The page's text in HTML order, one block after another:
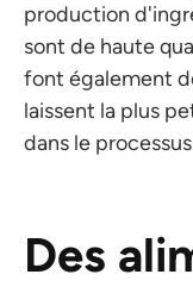
production
sont de haute
font également
laissent la plus
dans le
Des